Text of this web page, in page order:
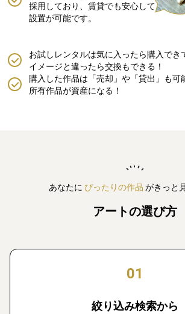
採用しており、賃貸でも安心して
設置が可能です。
購入した作品は「売却」や「貸出」も可
所有作品が資産になる！
お試しレンタルは気に入ったら購入でき
イメージと違ったら交換もできる！
あなたに ぴったりの作品 がきっと
アートの選び方
01
絞り込み検索から